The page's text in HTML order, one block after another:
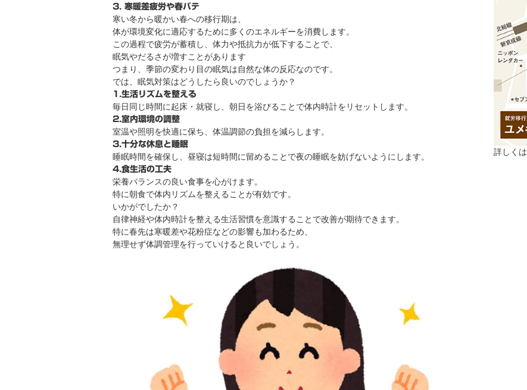
3. 寒暖差疲労や春バテ
寒い冬から暖かい春への移行期は、
体が環境変化に適応するために多くのエネルギーを消費します。
この過程で疲労が蓄積し、体力や抵抗力が低下することで、
眠気やだるさが増すことがあります
つまり、季節の変わり目の眠気は自然な体の反応なのです。
では、眠気対策はどうしたら良いのでしょうか？
1.生活リズムを整える
毎日同じ時間に起床・就寝し、朝日を浴びることで体内時計をリセットします。
2.室内環境の調整
室温や照明を快適に保ち、体温調節の負担を減らします。
3.十分な休息と睡眠
睡眠時間を確保し、昼寝は短時間に留めることで夜の睡眠を妨げないようにします。
4.食生活の工夫
栄養バランスの良い食事を心がけます。
特に朝食で体内リズムを整えることが有効です。
いかがでしたか？
自律神経や体内時計を整える生活習慣を意識することで改善が期待できます。
特に春先は寒暖差や花粉症などの影響も加わるため、
無理せず体調管理を行っていけると良いでしょう。
詳しくは